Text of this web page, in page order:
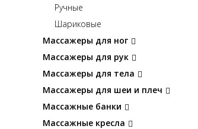
Ручные
Шариковые
Массажеры для ног
Массажеры для рук
Массажеры для тела
Массажеры для шеи и плеч
Массажные банки
Массажные кресла